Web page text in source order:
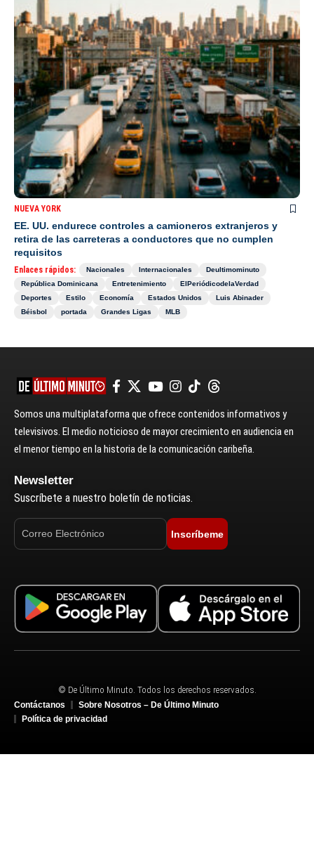
NUEVA YORK
EE. UU. endurece controles a camioneros extranjeros y
retira de las carreteras a conductores que no cumplen
requisitos
Enlaces rápidos: Nacionales Internacionales
Deultimominuto
República Dominicana
Entretenimiento
ElPeriódicodelaVerdad
Deportes
Estilo Economía Estados Unidos
Luis Abinader
Béisbol
portada Grandes Ligas MLB
Somos una multiplataforma que ofrece contenidos informativos y
televisivos. El medio noticioso de mayor crecimiento en audiencia en
el menor tiempo en la historia de la comunicación caribeña.
Newsletter
Suscríbete a nuestro boletín de noticias.
Inscríbeme
© De Último Minuto. Todos los derechos reservados.
Contáctanos
Sobre Nosotros – De Último Minuto
Política de privacidad